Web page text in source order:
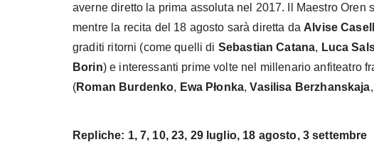
averne diretto la prima assoluta nel 2017. Il Maestro Oren
mentre la recita del 18 agosto sarà diretta da Alvise
graditi ritorni (come quelli di Sebastian Catana, Luca
Borin) e interessanti prime volte nel millenario anfiteatro
(Roman Burdenko, Ewa Płonka,Vasilisa Berzhanskaja,
Repliche: 1, 7, 10, 23, 29 luglio, 18 agosto, 3 settembre